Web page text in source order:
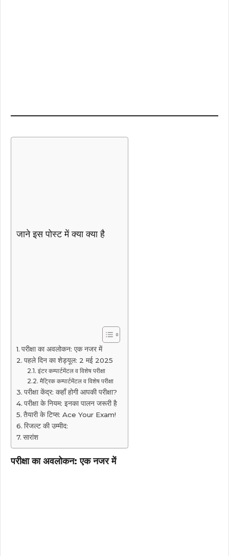
जाने इस पोस्ट में क्या क्या है
परीक्षा का अवलोकन: एक नजर में
पहले दिन का शेड्यूल: 2 मई 2025
इंटर कम्पार्टमेंटल व विशेष परीक्षा
मैट्रिक कम्पार्टमेंटल व विशेष परीक्षा
परीक्षा केंद्र: कहाँ होगी आपकी परीक्षा?
परीक्षा के नियम: इनका पालन जरूरी है
तैयारी के टिप्स: Ace Your Exam!
रिजल्ट की उम्मीद:
सारांश
परीक्षा का अवलोकन: एक नजर में